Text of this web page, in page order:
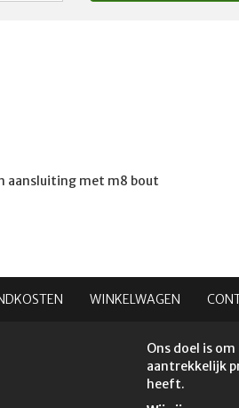
aansluiting met m8 bout
WINKELWAGEN
Ons doel is
aantrekkelijk
heeft.